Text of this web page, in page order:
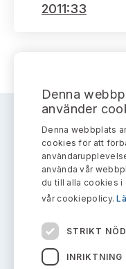
Huvudmän
Avgifter2011:33
Address: Box
Om innehållet
Denna
använder
Denna webbplats
cookies för att
använda vår
du till alla cookies i
vår cookiepolicy.
STRIKT
INRIKTNING